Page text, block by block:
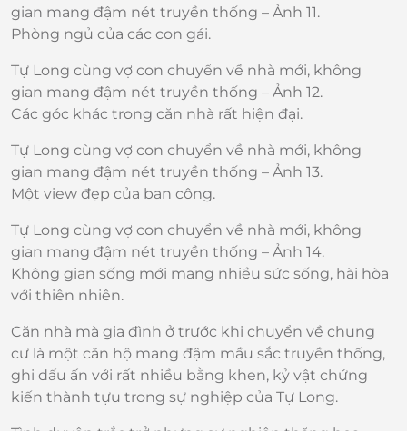
gian mang đậm nét truyền thống – Ảnh 11.
Phòng ngủ của các con gái.
Tự Long cùng vợ con chuyển về nhà mới, không
gian mang đậm nét truyền thống – Ảnh 12.
Các góc khác trong căn nhà rất hiện đại.
Tự Long cùng vợ con chuyển về nhà mới, không
gian mang đậm nét truyền thống – Ảnh 13.
Một view đẹp của ban công.
Tự Long cùng vợ con chuyển về nhà mới, không
gian mang đậm nét truyền thống – Ảnh 14.
Không gian sống mới mang nhiều sức sống, hài hòa
với thiên nhiên.
Căn nhà mà gia đình ở trước khi chuyển về chung
cư là một căn hộ mang đậm mầu sắc truyền thống,
ghi dấu ấn với rất nhiều bằng khen, kỷ vật chứng
kiến thành tựu trong sự nghiệp của Tự Long.